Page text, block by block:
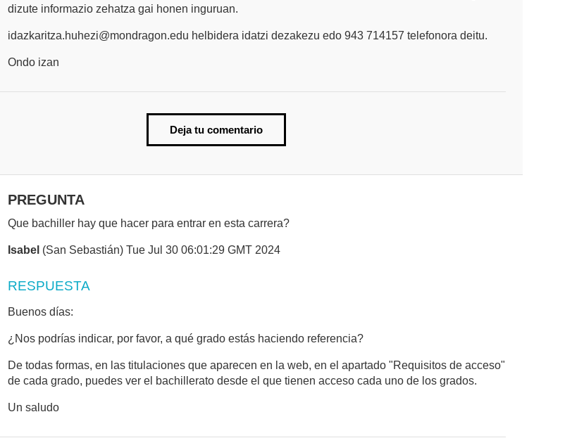
dizute informazio zehatza gai honen inguruan.
idazkaritza.huhezi@mondragon.edu helbidera idatzi dezakezu edo 943 714157 telefonora deitu.
Ondo izan
Deja tu comentario
PREGUNTA
Que bachiller hay que hacer para entrar en esta carrera?
Isabel (San Sebastián) Tue Jul 30 06:01:29 GMT 2024
RESPUESTA
Buenos días:
¿Nos podrías indicar, por favor, a qué grado estás haciendo referencia?
De todas formas, en las titulaciones que aparecen en la web, en el apartado "Requisitos de acceso"
de cada grado, puedes ver el bachillerato desde el que tienen acceso cada uno de los grados.
Un saludo